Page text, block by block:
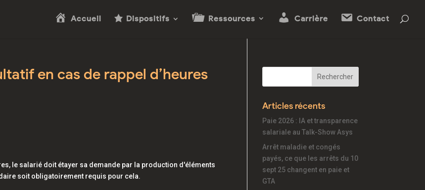
Accueil Dispositifs Ressources Carrière Contact
en cas de rappel d’heures
le salarié doit étayer sa demande par la production d'éléments
soit obligatoirement requis pour cela.
Articles récents
Paie 2026 : IA et transparence
salariale au Talk-Show Asys
Arrêt maladie et congés
payés, ce que les arrêts du 10
sept 25 changent en paie et
GTA